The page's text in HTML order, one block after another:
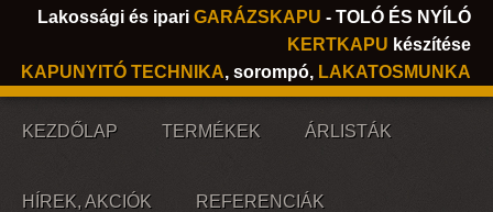
Lakossági és ipari GARÁZSKAPU - TOLÓ ÉS NYÍLÓ
KERTKAPU készítése
KAPUNYITÓ TECHNIKA, sorompó, LAKATOSMUNKA
KEZDŐLAP TERMÉKEK ÁRLISTÁK
HÍREK, AKCIÓK REFERENCIÁK